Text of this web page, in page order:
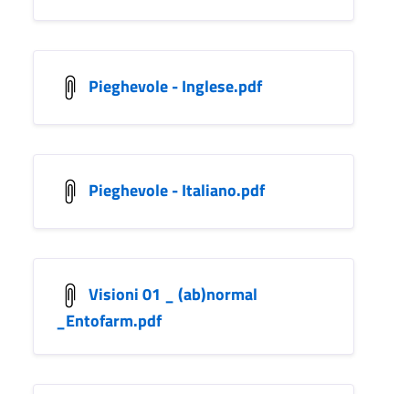
Pieghevole - Inglese.pdf
Pieghevole - Italiano.pdf
Visioni 01 _ (ab)normal
_Entofarm.pdf